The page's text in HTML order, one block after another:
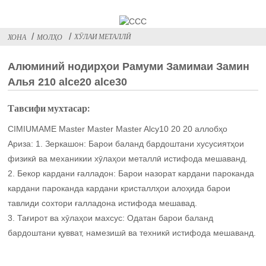
ХОНА МОЛҲО ХӮЛАИ МЕТАЛЛӢ
Алюминий нодирҳои Рамуми Замимаи Замин
Алья 210 alce20 alce30
Тавсифи мухтасар:
CIMIUMAME Master Master Master Alcy10 20 20 аллобҳо
Ариза: 1. Зеркашон: Барои баланд бардоштани хусусиятҳои
физикӣ ва механикии хӯлаҳои металлӣ истифода мешаванд.
2. Бекор кардани ғалладон: Барои назорат кардани пароканда
кардани пароканда кардани кристаллҳои алоҳида барои
тавлиди сохтори ғалладона истифода мешавад.
3. Тағирот ва хӯлаҳои махсус: Одатан барои баланд
бардоштани қувват, намезишӣ ва техникӣ истифода мешаванд.